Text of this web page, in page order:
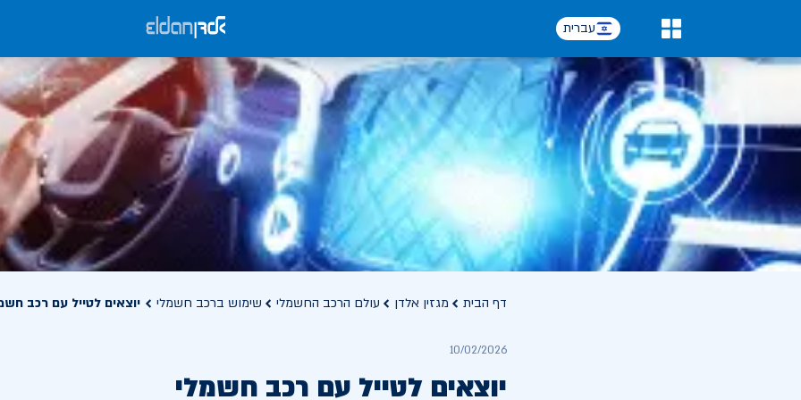
עברית
דף הבית מגזין אלדן עולם הרכב החשמלי שימוש ברכב חשמלי יוצאים לטייל עם רכב
10/02/2026
יוצאים לטייל עם רכב חשמלי